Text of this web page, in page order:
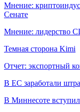
Мнение:
Сенате
Мнение: лидерство
Темная сторона Kimi
Отчет: экспортный
В ЕС заработали
В Миннесоте